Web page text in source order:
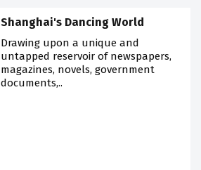
Shanghai's Dancing World
Drawing upon a unique and
untapped reservoir of newspapers,
magazines, novels, government
documents,..